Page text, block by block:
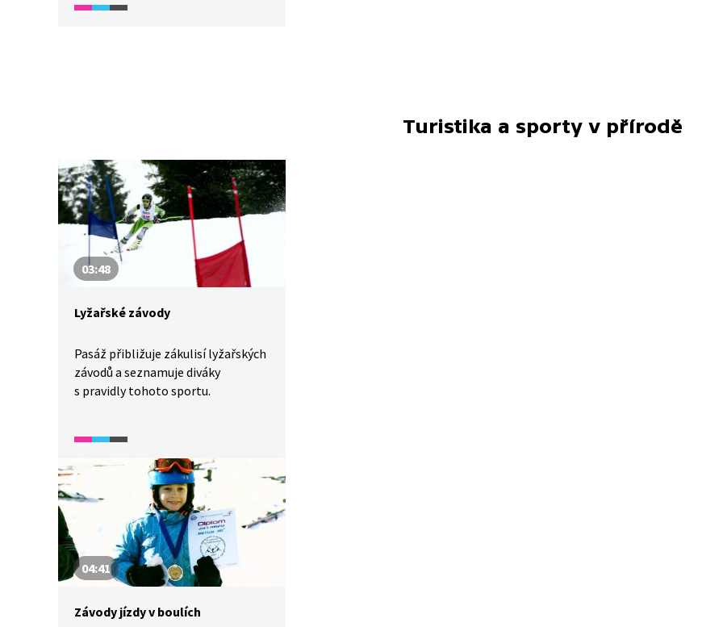
Turistika a sporty v přírodě
03:48
Lyžařské závody
Pasáž přibližuje zákulisí lyžařských
závodů a seznamuje diváky
s pravidly tohoto sportu.
04:41
Závody jízdy v boulích